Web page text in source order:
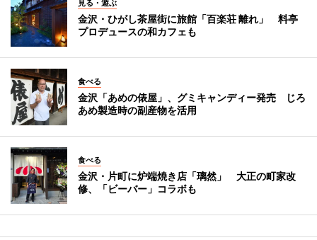
見る・遊ぶ
金沢・ひがし茶屋街に旅館「百楽荘 離れ」 料亭
プロデュースの和カフェも
食べる
金沢「あめの俵屋」、グミキャンディー発売 じろ
あめ製造時の副産物を活用
食べる
金沢・片町に炉端焼き店「璃然」 大正の町家改
修、「ビーバー」コラボも